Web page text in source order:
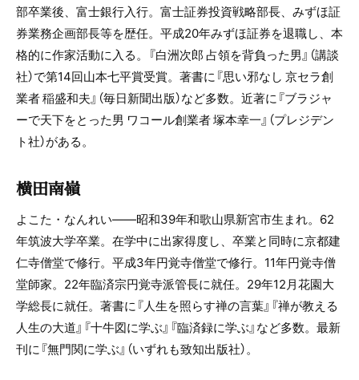
部卒業後、富士銀行入行。富士証券投資戦略部長、みずほ証
券業務企画部長等を歴任。平成20年みずほ証券を退職し、本
格的に作家活動に入る。『白洲次郎 占領を背負った男』（講談
社）で第14回山本七平賞受賞。著書に『思い邪なし 京セラ創
業者 稲盛和夫』（毎日新聞出版）など多数。近著に『ブラジャ
ーで天下をとった男 ワコール創業者 塚本幸一』（プレジデン
ト社）がある。
横田南嶺
よこた・なんれい――昭和39年和歌山県新宮市生まれ。62
年筑波大学卒業。在学中に出家得度し、卒業と同時に京都建
仁寺僧堂で修行。平成3年円覚寺僧堂で修行。11年円覚寺僧
堂師家。22年臨済宗円覚寺派管長に就任。29年12月花園大
学総長に就任。著書に『人生を照らす禅の言葉』『禅が教える
人生の大道』『十牛図に学ぶ』『臨済録に学ぶ』など多数。最新
刊に『無門関に学ぶ』（いずれも致知出版社）。